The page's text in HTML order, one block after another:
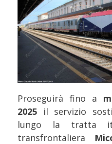
Proseguirà fino a
2025 il servizio
lungo la tratta
transfrontaliera